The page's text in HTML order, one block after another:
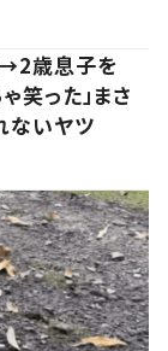
歳息子を
笑った」まさ
ないヤツ